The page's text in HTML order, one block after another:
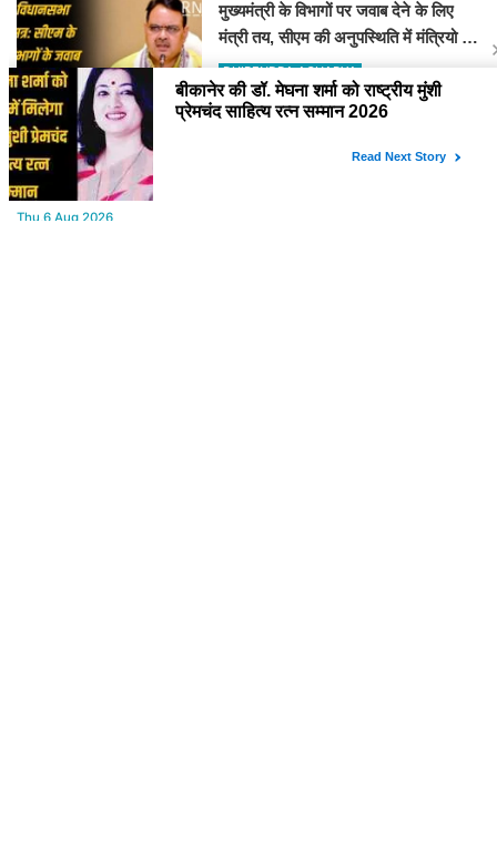
मुख्यमंत्री के विभागों पर जवाब देने के लिए
मंत्री तय, सीएम की अनुपस्थिति में मंत्रियो की
जिम्मेवारी तय
DHIRENDRA ACHARYA
Thu,6 Aug 2026